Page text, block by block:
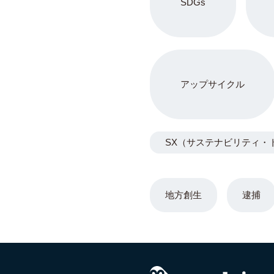
SDGs
アップサイクル
地方創生 逮捕
SX（サステナビリティ・